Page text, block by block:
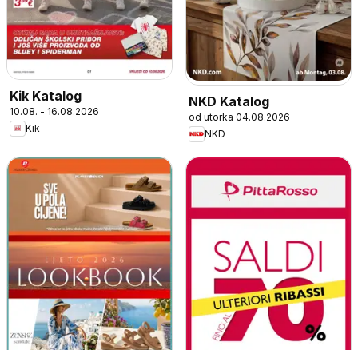
Kik Katalog
10.08. - 16.08.2026
Kik
NKD Katalog
od utorka 04.08.2026
NKD